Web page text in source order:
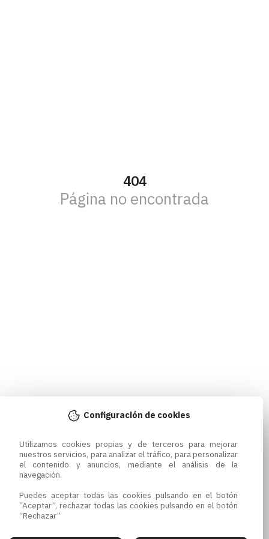
Configuración de cookies
Utilizamos cookies propias y de terceros para mejorar
nuestros servicios, para analizar el tráfico, para personalizar
el contenido y anuncios, mediante el análisis de la
navegación.
Puedes aceptar todas las cookies pulsando en el botón
“Aceptar”, rechazar todas las cookies pulsando en el botón
“Rechazar”
404
Página no encontrada